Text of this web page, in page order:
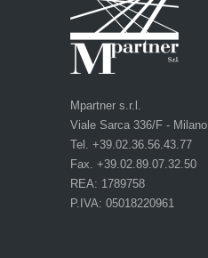
Mpartner s.r.l.
Viale Sarca 336/F - Milano
Tel. +39.02.36.56.43.77
Fax. +39.02.89.07.32.50
REA: 1789758
P.IVA: 05018220961